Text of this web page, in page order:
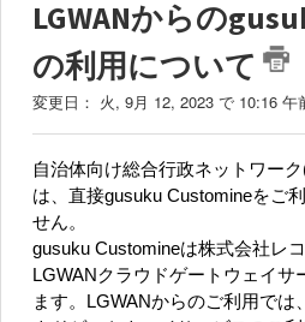
LGWANからの
の利用について
変更日： 火, 9月 12, 2023 で 10:16 午
自治体向け総合行政ネットワー
は、直接gusuku Customineをご
せん。
gusuku Customineは株式会社レ
LGWANクラウドゲートウェイサ
ます。LGWANからのご利用では